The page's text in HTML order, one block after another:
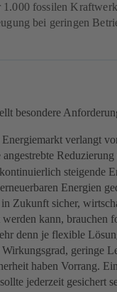
1.000 fossilen
bei geringen
besondere
verlangt
steigende
Energien
in Zukunft sicher,
kann, brauchen
denn je flexible
geringe
haben Vorrang.
jederzeit gesichert